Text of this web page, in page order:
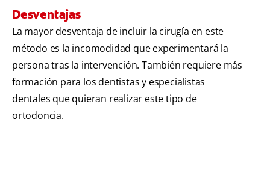
Desventajas
La mayor desventaja de incluir la cirugía en este
método es la incomodidad que experimentará la
persona tras la intervención. También requiere más
formación para los dentistas y especialistas
dentales que quieran realizar este tipo de
ortodoncia.